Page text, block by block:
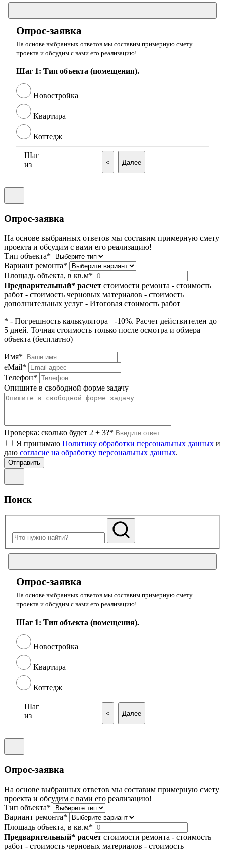
Опрос-заявка
На основе выбранных ответов мы составим примерную смету
проекта и обсудим с вами его реализацию!
Шаг 1: Тип объекта (помещения).
Новостройка
Квартира
Коттедж
Шаг
из
< Далее
Опрос-заявка
На основе выбранных ответов мы составим примерную смету
проекта и обсудим с вами его реализацию!
Тип объекта*
Вариант ремонта*
Площадь объекта, в кв.м*
Предварительный* расчет стоимости ремонта - стоимость
работ - стоимость черновых материалов - стоимость
дополнительных услуг - Итоговая стоимость работ
* - Погрешность калькулятора +-10%. Расчет действителен до
5 дней. Точная стоимость только после осмотра и обмера
объекта (бесплатно)
Имя*
eMail*
Телефон*
Опишите в свободной форме задачу
Проверка: сколько будет 2 + 3?*
Я принимаю Политику обработки персональных данных и
даю согласие на обработку персональных данных.
Поиск
Опрос-заявка
На основе выбранных ответов мы составим примерную смету
проекта и обсудим с вами его реализацию!
Шаг 1: Тип объекта (помещения).
Новостройка
Квартира
Коттедж
Шаг
из
< Далее
Опрос-заявка
На основе выбранных ответов мы составим примерную смету
проекта и обсудим с вами его реализацию!
Тип объекта*
Вариант ремонта*
Площадь объекта, в кв.м*
Предварительный* расчет стоимости ремонта - стоимость
работ - стоимость черновых материалов - стоимость